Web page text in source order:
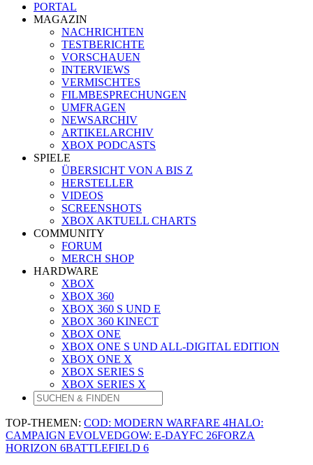
PORTAL
MAGAZIN
NACHRICHTEN
TESTBERICHTE
VORSCHAUEN
INTERVIEWS
VERMISCHTES
FILMBESPRECHUNGEN
UMFRAGEN
NEWSARCHIV
ARTIKELARCHIV
XBOX PODCASTS
SPIELE
ÜBERSICHT VON A BIS Z
HERSTELLER
VIDEOS
SCREENSHOTS
XBOX AKTUELL CHARTS
COMMUNITY
FORUM
MERCH SHOP
HARDWARE
XBOX
XBOX 360
XBOX 360 S UND E
XBOX 360 KINECT
XBOX ONE
XBOX ONE S UND ALL-DIGITAL EDITION
XBOX ONE X
XBOX SERIES S
XBOX SERIES X
TOP-THEMEN: COD: MODERN WARFARE 4HALO:
CAMPAIGN EVOLVEDGOW: E-DAYFC 26FORZA
HORIZON 6BATTLEFIELD 6